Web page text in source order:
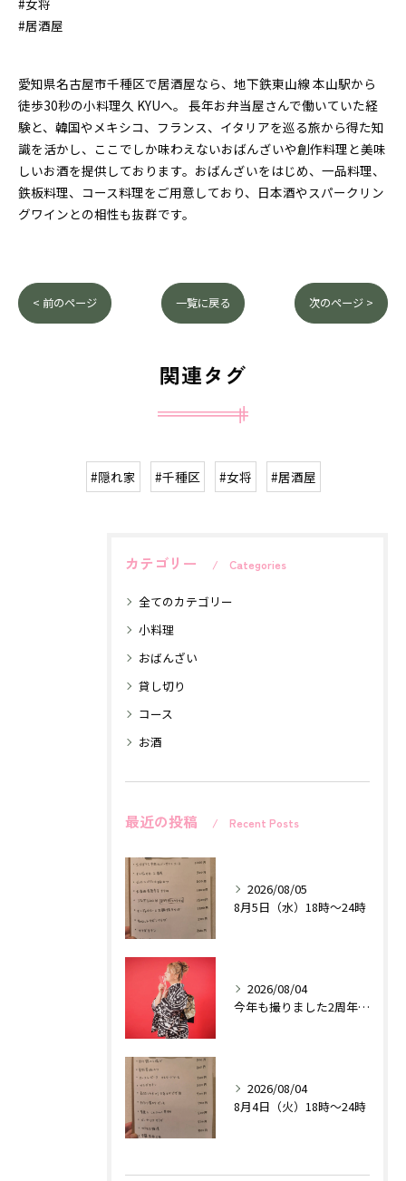
#女将
#居酒屋
愛知県名古屋市千種区で居酒屋なら、地下鉄東山線 本山駅から
徒歩30秒の小料理久 KYUへ。 長年お弁当屋さんで働いていた経
験と、韓国やメキシコ、フランス、イタリアを巡る旅から得た知
識を活かし、ここでしか味わえないおばんざいや創作料理と美味
しいお酒を提供しております。おばんざいをはじめ、一品料理、
鉄板料理、コース料理をご用意しており、日本酒やスパークリン
グワインとの相性も抜群です。
< 前のページ 一覧に戻る 次のページ >
関連タグ
#隠れ家 #千種区 #女将 #居酒屋
カテゴリー Categories
全てのカテゴリー
小料理
おばんざい
貸し切り
コース
お酒
最近の投稿 Recent Posts
2026/08/05
8月5日（水）18時〜24時
2026/08/04
今年も撮りました2周年記念作品♡
2026/08/04
8月4日（火）18時〜24時